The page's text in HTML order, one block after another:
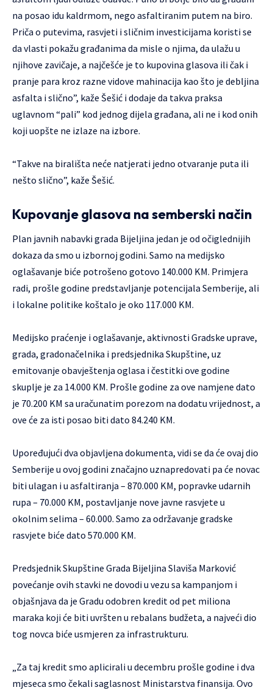
na posao idu kaldrmom, nego asfaltiranim putem na biro.
Priča o putevima, rasvjeti i sličnim investicijama koristi se
da vlasti pokažu građanima da misle o njima, da ulažu u
njihove zavičaje, a najčešće je to kupovina glasova ili čak i
pranje para kroz razne vidove mahinacija kao što je debljina
asfalta i slično”, kaže Šešić i dodaje da takva praksa
uglavnom “pali” kod jednog dijela građana, ali ne i kod onih
koji uopšte ne izlaze na izbore.
“Takve na birališta neće natjerati jedno otvaranje puta ili
nešto slično”, kaže Šešić.
Kupovanje glasova na semberski način
Plan javnih nabavki grada Bijeljina jedan je od očiglednijih
dokaza da smo u izbornoj godini. Samo na medijsko
oglašavanje biće potrošeno gotovo 140.000 KM. Primjera
radi, prošle godine predstavljanje potencijala Semberije, ali
i lokalne politike koštalo je oko 117.000 KM.
Medijsko praćenje i oglašavanje, aktivnosti Gradske uprave,
grada, gradonačelnika i predsjednika Skupštine, uz
emitovanje obavještenja oglasa i čestitki ove godine
skuplje je za 14.000 KM. Prošle godine za ove namjene dato
je 70.200 KM sa uračunatim porezom na dodatu vrijednost, a
ove će za isti posao biti dato 84.240 KM.
Upoređujući dva objavljena dokumenta, vidi se da će ovaj dio
Semberije u ovoj godini značajno uznapredovati pa će novac
biti ulagan i u asfaltiranja – 870.000 KM, popravke udarnih
rupa – 70.000 KM, postavljanje nove javne rasvjete u
okolnim selima – 60.000. Samo za održavanje gradske
rasvjete biće dato 570.000 KM.
Predsjednik Skupštine Grada Bijeljina Slaviša Marković
povećanje ovih stavki ne dovodi u vezu sa kampanjom i
objašnjava da je Gradu odobren kredit od pet miliona
maraka koji će biti uvršten u rebalans budžeta, a najveći dio
tog novca biće usmjeren za infrastrukturu.
„Za taj kredit smo aplicirali u decembru prošle godine i dva
mjeseca smo čekali saglasnost Ministarstva finansija. Ovo